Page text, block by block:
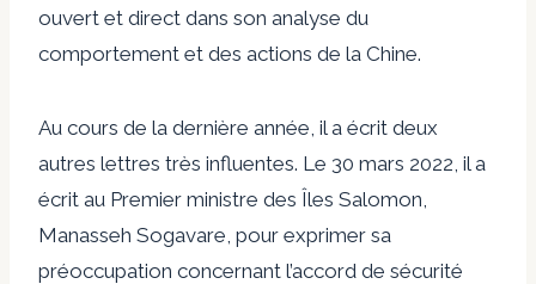
ouvert et direct dans son analyse du
comportement et des actions de la Chine.
Au cours de la dernière année, il a écrit deux
autres lettres très influentes. Le 30 mars 2022, il a
écrit au Premier ministre des Îles Salomon,
Manasseh Sogavare, pour exprimer sa
préoccupation concernant l’accord de sécurité